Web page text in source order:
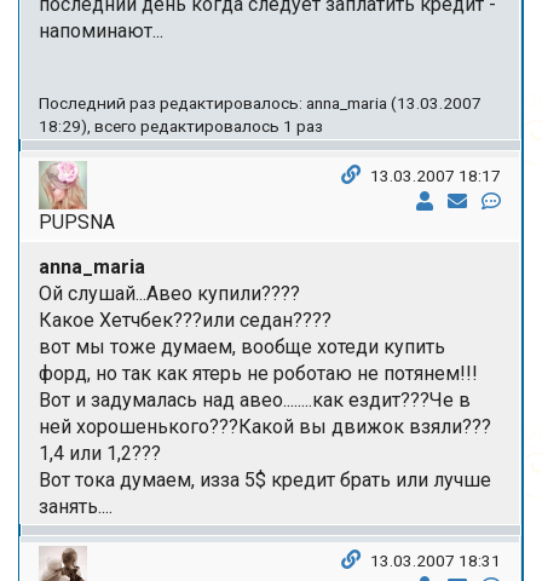
напоминают...
Последний раз редактировалось: anna_maria (13.03.2007
18:29), всего редактировалось 1 раз
PUPSNA
13.03.2007 18:17
anna_maria
Ой слушай...Авео купили????
Какое Хетчбек???или седан????
вот мы тоже думаем, вообще хотеди купить
форд, но так как ятерь не роботаю не потянем!!!
Вот и задумалась над авео........как ездит???Че в
ней хорошенького???Какой вы движок взяли???
1,4 или 1,2???
Вот тока думаем, изза 5$ кредит брать или лучше
занять....
13.03.2007 18:31